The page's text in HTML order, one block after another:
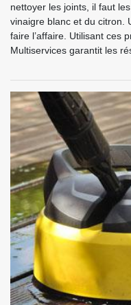
nettoyer les joints, il faut
vinaigre blanc et du citron.
faire l’affaire. Utilisant ces
Multiservices garantit les